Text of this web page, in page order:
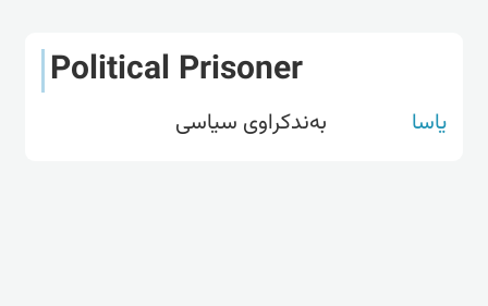
Political Prisoner
یاسا بەندکراوی سیاسی